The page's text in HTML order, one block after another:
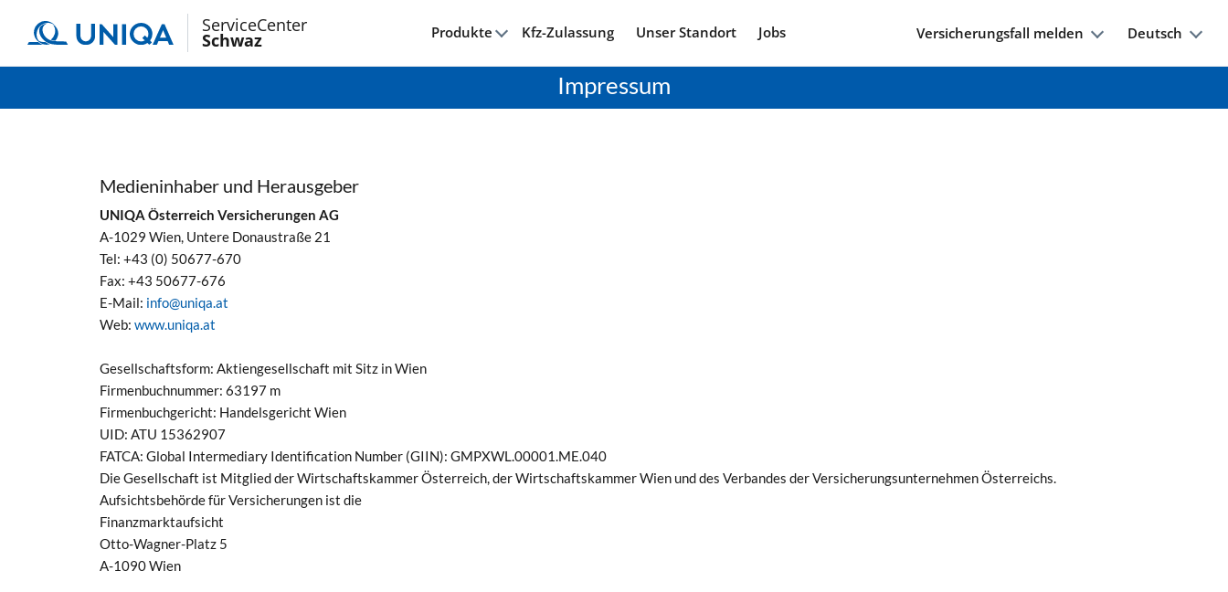
ServiceCenter
Schwaz Produkte Kfz-Zulassung Unser Standort Jobs Versicherungsfall melden Deutsch
Impressum
Medieninhaber und Herausgeber
UNIQA Österreich Versicherungen AG
A-1029 Wien, Untere Donaustraße 21
Tel: +43 (0) 50677-670
Fax: +43 50677-676
E-Mail: info@uniqa.at
Web: www.uniqa.at
Gesellschaftsform: Aktiengesellschaft mit Sitz in Wien
Firmenbuchnummer: 63197 m
Firmenbuchgericht: Handelsgericht Wien
UID: ATU 15362907
FATCA: Global Intermediary Identification Number (GIIN): GMPXWL.00001.ME.040
Die Gesellschaft ist Mitglied der Wirtschaftskammer Österreich, der Wirtschaftskammer Wien und des Verbandes der Versicherungsunternehmen Österreichs.
Aufsichtsbehörde für Versicherungen ist die
Finanzmarktaufsicht
Otto-Wagner-Platz 5
A-1090 Wien